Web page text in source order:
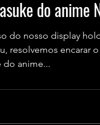
do anime
do nosso display
resolvemos encarar
do anime...